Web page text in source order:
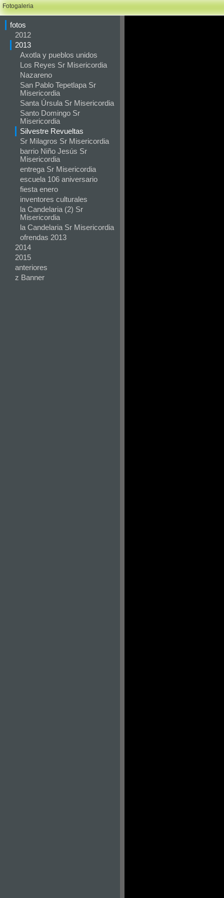
Fotogaleria
fotos
2012
2013
Axotla y pueblos unidos
Los Reyes Sr Misericordia
Nazareno
San Pablo Tepetlapa Sr
Misericordia
Santa Úrsula Sr Misericordia
Santo Domingo Sr
Misericordia
Silvestre Revueltas
Sr Milagros Sr Misericordia
barrio Niño Jesús Sr
Misericordia
entrega Sr Misericordia
escuela 106 aniversario
fiesta enero
inventores culturales
la Candelaria (2) Sr
Misericordia
la Candelaria Sr Misericordia
ofrendas 2013
2014
2015
anteriores
z Banner